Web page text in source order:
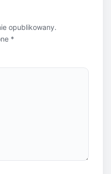
opublikowany.
*